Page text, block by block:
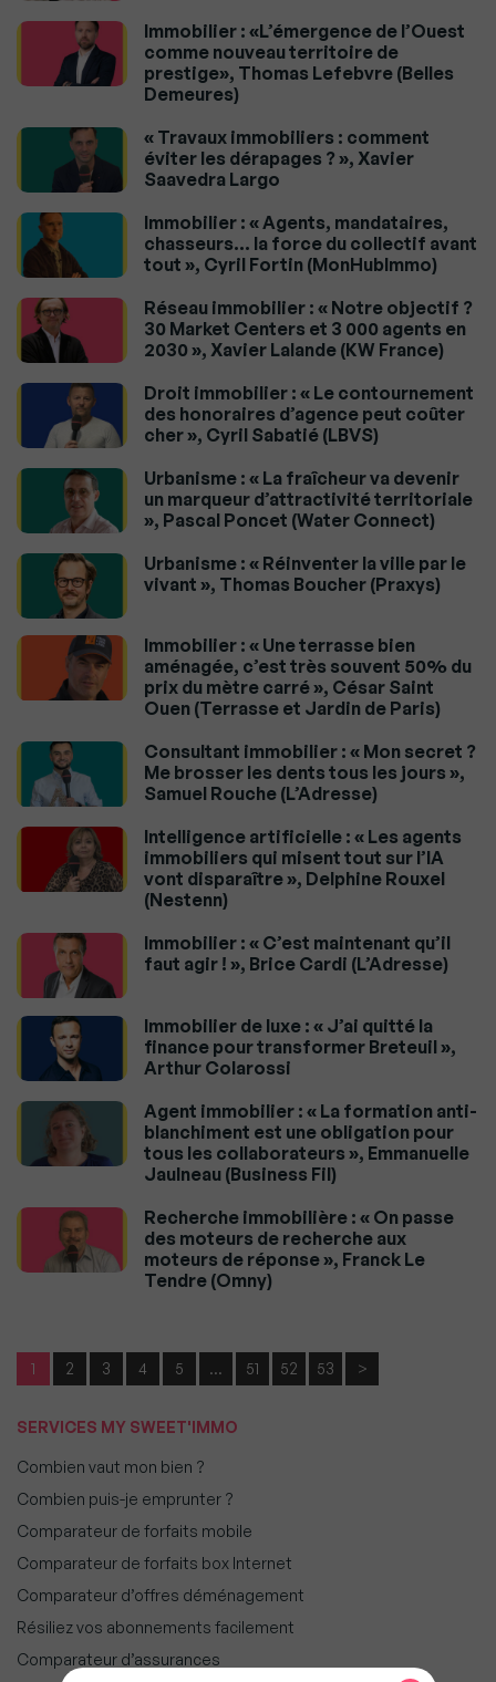
Immobilier : «L’émergence de l’Ouest
comme nouveau territoire de
prestige», Thomas Lefebvre (Belles
Demeures)
« Travaux immobiliers : comment
éviter les dérapages ? », Xavier
Saavedra Largo
Immobilier : « Agents, mandataires,
chasseurs… la force du collectif avant
tout », Cyril Fortin (MonHubImmo)
Réseau immobilier : « Notre objectif ?
30 Market Centers et 3 000 agents en
2030 », Xavier Lalande (KW France)
Droit immobilier : « Le contournement
des honoraires d’agence peut coûter
cher », Cyril Sabatié (LBVS)
Urbanisme : « La fraîcheur va devenir
un marqueur d’attractivité territoriale
», Pascal Poncet (Water Connect)
Urbanisme : « Réinventer la ville par le
vivant », Thomas Boucher (Praxys)
Immobilier : « Une terrasse bien
aménagée, c’est très souvent 50% du
prix du mètre carré », César Saint
Ouen (Terrasse et Jardin de Paris)
Consultant immobilier : « Mon secret ?
Me brosser les dents tous les jours »,
Samuel Rouche (L’Adresse)
Intelligence artificielle : « Les agents
immobiliers qui misent tout sur l’IA
vont disparaître », Delphine Rouxel
(Nestenn)
Immobilier : « C’est maintenant qu’il
faut agir ! », Brice Cardi (L’Adresse)
Immobilier de luxe : « J’ai quitté la
finance pour transformer Breteuil »,
Arthur Colarossi
Agent immobilier : « La formation anti-
blanchiment est une obligation pour
tous les collaborateurs », Emmanuelle
Jaulneau (Business Fil)
Recherche immobilière : « On passe
des moteurs de recherche aux
moteurs de réponse », Franck Le
Tendre (Omny)
1 2 3 4 5 … 51 52 53 >
SERVICES MY SWEET'IMMO
Combien vaut mon bien ?
Combien puis-je emprunter ?
Comparateur de forfaits mobile
Comparateur de forfaits box Internet
Comparateur d’offres déménagement
Résiliez vos abonnements facilement
Comparateur d’assurances